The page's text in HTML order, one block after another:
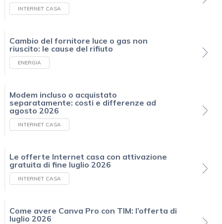
INTERNET CASA
Cambio del fornitore luce o gas non
riuscito: le cause del rifiuto
ENERGIA
Modem incluso o acquistato
separatamente: costi e differenze ad
agosto 2026
INTERNET CASA
Le offerte Internet casa con attivazione
gratuita di fine luglio 2026
INTERNET CASA
Come avere Canva Pro con TIM: l’offerta di
luglio 2026